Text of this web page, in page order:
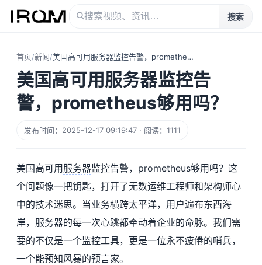
搜索
首页/新闻/ 美国高可用服务器监控告警，prometheus够用吗？
美国高可用服务器监控告
警，prometheus够用吗？
发布时间：2025-12-17 09:19:47 · 阅读：1111
美国高可用 服务器监控告警，prometheus够用吗？这
个问题像一把钥匙，打开了无数运维工程师和架构师心
中的技术迷思。当业务横跨太平洋，用户遍布东西海
岸，服务器的每一次心跳都牵动着企业的命脉。我们需
要的不仅是一个监控工具，更是一位永不疲倦的哨兵，
一个能预知风暴的预言家。